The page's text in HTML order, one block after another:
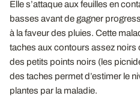
Elle s’attaque aux feuilles en
basses avant de gagner
à la faveur des pluies. Cette
taches aux contours assez noirs
des petits points noirs (les
des taches permet d’estimer le
plantes par la maladie.